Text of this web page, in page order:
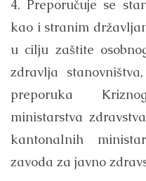
4. Preporučuje se
kao i stranim
u cilju zaštite
zdravlja
preporuka
ministarstva
kantonalnih
zavoda za javno